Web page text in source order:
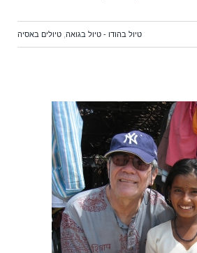
טיול בהודו - טיול בגואה טיולים באסיה